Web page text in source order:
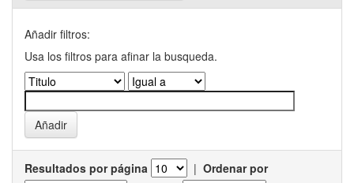
Añadir filtros:
Usa los filtros para afinar la busqueda.
Resultados por página | Ordenar por